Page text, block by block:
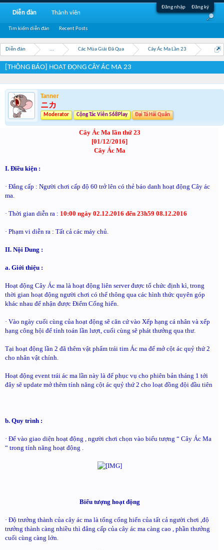
Đăng nhập Đăng ký
Diễn đàn ... Các Mùa Giải Đã Qua Cây Ác Ma Lần 23
[THÔNG BÁO] HOẠT ĐỘNG CÂY ÁC MA 23
Tanner
ニカ
Moderator Cộng Tác Viên 568Play Đại Tá Hải Quân
Cây Ác Ma lần thứ 23
[01/12/2016]
Cây Ác Ma
I. Điều kiện :
· Đẳng cấp : Người chơi cấp độ 60 trở lên có thẻ báo danh hoạt động Cây ác
ma.
· Thời gian diễn ra : 10:00 ngày 02.12.2016 đến 23h59 08.12.2016
· Phạm vi diễn ra : Tất cả các máy chủ.
II. Nội Dung :
a. Giới thiệu :
Hoạt động Cây Ác ma là hoạt động liên server được tổ chức định kì, trong
thời gian hoạt động người chơi có thể thông qua các hình thức quyên góp
khác nhau để nhận được Điểm Cống hiến.
· Vào ngày cuối cùng của hoạt động sẽ căn cứ vào Xếp hạng cá nhân và xếp
hạng công hội để tính toán lần lượt, cuối cùng sẽ phát thưởng qua thư.
Tại hoạt động lần 2 đã thêm vật phẩm trái tim Ác ma để mở cột ác quỷ thứ 2
cho nhân vật chính.
Hoạt động event trái ác ma lần này là để phục vụ cho phiên bản tháng 1 tới
đây sẽ update mở thêm tính năng cột ác quỷ thứ 2 cho loạt đồng đội đầu tiên
b. Quy trình :
· Để vào giao diện hoạt động , người chơi chọn vào biểu tượng “ Cây Ác Ma
“ trong tính năng hoạt động .
Biểu tượng hoạt động
· Độ trưởng thành của cây ác ma là tổng cống hiến của tất cả người chơi ,độ
trưởng thành càng nhiều thì đẳng cấp của cây ác ma càng cao , phần thưởng
cuối cùng càng lớn.
Diễn đàn
Tìm kiếm diễn đàn Recent Posts
Thành viên